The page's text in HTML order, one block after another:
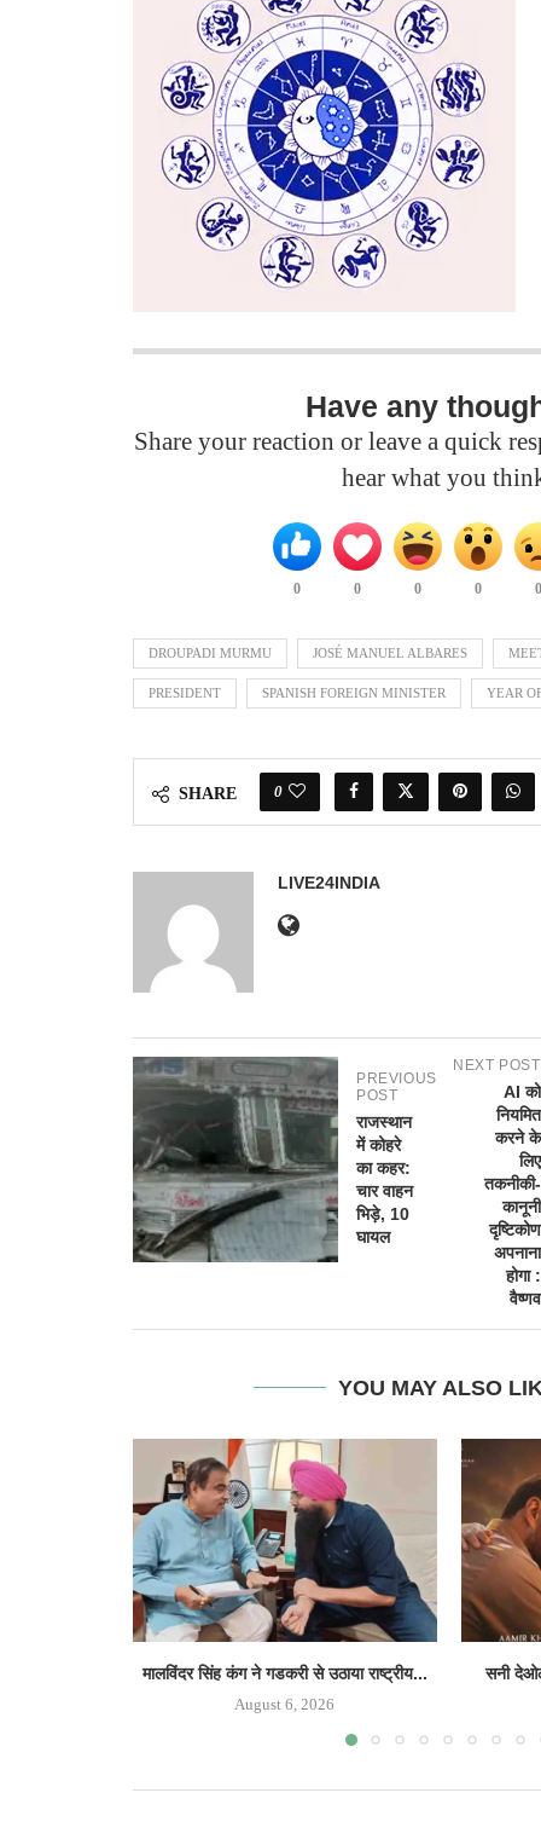
Have any
Share your reaction or leave a quick
hear what you
0 0 0 0
DROUPADI MURMU JOSÉ MANUEL ALBARES
PRESIDENT SPANISH FOREIGN MINISTER YEAR
SHARE 0
LIVE24INDIA
PREVIOUS
POST
राजस्थान
में कोहरे
का कहर:
चार वाहन
भिड़े, 10
घायल
NEXT POST
AI को
नियमित
करने के
लिए
तकनीकी-
कानूनी
दृष्टिकोण
अपनाना
होगा :
वैष्णव
YOU MAY ALSO
मालविंदर सिंह कंग ने गडकरी से उठाया राष्ट्रीय...
August 6, 2026
सनी